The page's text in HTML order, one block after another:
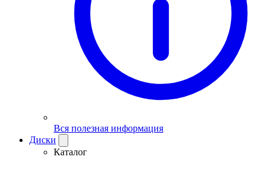
Вся полезная информация
Диски
Каталог